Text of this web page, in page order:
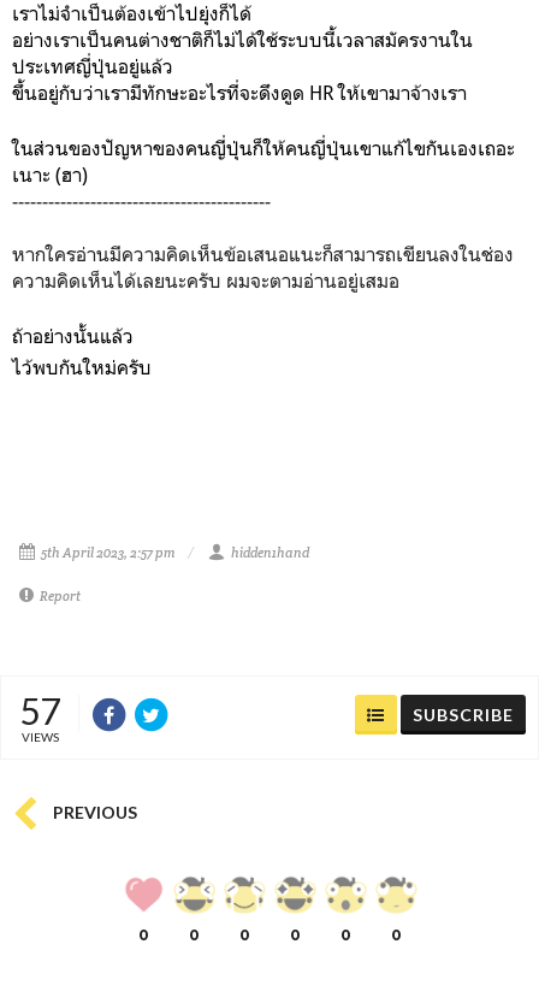
เราไม่จำเป็นต้องเข้าไปยุ่งก็ได้
อย่างเราเป็นคนต่างชาติก็ไม่ได้ใช้ระบบนี้เวลาสมัครงานใน
ประเทศญี่ปุ่นอยู่แล้ว
ขึ้นอยู่กับว่าเรามีทักษะอะไรที่จะดึงดูด HR ให้เขามาจ้างเรา
ในส่วนของปัญหาของคนญี่ปุ่นก็ให้คนญี่ปุ่นเขาแก้ไขกันเองเถอะ
เนาะ (ฮา)
-------------------------------------------
หากใครอ่านมีความคิดเห็นข้อเสนอแนะก็สามารถเขียนลงในช่อง
ความคิดเห็นได้เลยนะครับ ผมจะตามอ่านอยู่เสมอ
ถ้าอย่างนั้นแล้ว
ไว้พบกันใหม่ครับ
5th April 2023, 2:57 pm hidden1hand
Report
57
VIEWS
SUBSCRIBE
PREVIOUS
0 0 0 0 0 0